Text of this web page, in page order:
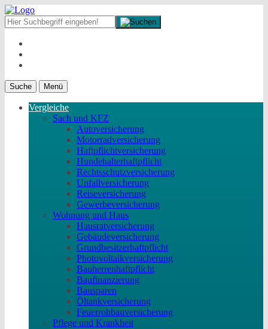
Suche Menü
Vergleiche
Sach und KFZ
Autoversicherung
Motorradversicherung
Haftpflichtversicherung
Hundehalterhaftpflicht
Rechtsschutzversicherung
Unfallversicherung
Reiseversicherung
Gewerbeversicherung
Wohnung und Haus
Hausratversicherung
Gebäudeversicherung
Grundbesitzerhaftpflicht
Photovoltaikversicherung
Bauherrenhaftpflicht
Baufinanzierung
Bausparen
Öltankversicherung
Feuerrohbauversicherung
Pflege und Krankheit